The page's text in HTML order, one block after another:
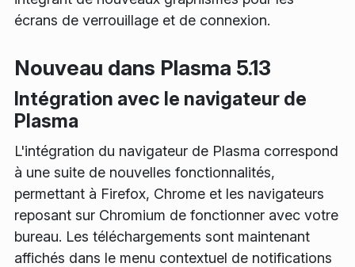
écrans de verrouillage et de connexion.
Nouveau dans Plasma 5.13
Intégration avec le navigateur de
Plasma
L'intégration du navigateur de Plasma correspond
à une suite de nouvelles fonctionnalités,
permettant à Firefox, Chrome et les navigateurs
reposant sur Chromium de fonctionner avec votre
bureau. Les téléchargements sont maintenant
affichés dans le menu contextuel de notifications